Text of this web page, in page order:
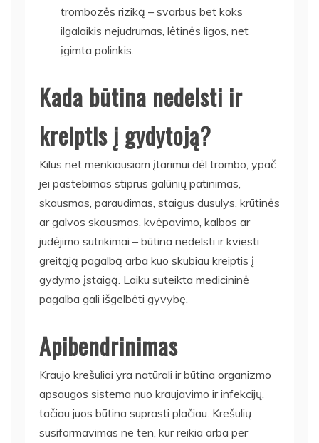
trombozės riziką – svarbus bet koks
ilgalaikis nejudrumas, lėtinės ligos, net
įgimta polinkis.
Kada būtina nedelsti ir
kreiptis į gydytoją?
Kilus net menkiausiam įtarimui dėl trombo, ypač
jei pastebimas stiprus galūnių patinimas,
skausmas, paraudimas, staigus dusulys, krūtinės
ar galvos skausmas, kvėpavimo, kalbos ar
judėjimo sutrikimai – būtina nedelsti ir kviesti
greitąją pagalbą arba kuo skubiau kreiptis į
gydymo įstaigą. Laiku suteikta medicininė
pagalba gali išgelbėti gyvybę.
Apibendrinimas
Kraujo krešuliai yra natūrali ir būtina organizmo
apsaugos sistema nuo kraujavimo ir infekcijų,
tačiau juos būtina suprasti plačiau. Krešulių
susiformavimas ne ten, kur reikia arba per